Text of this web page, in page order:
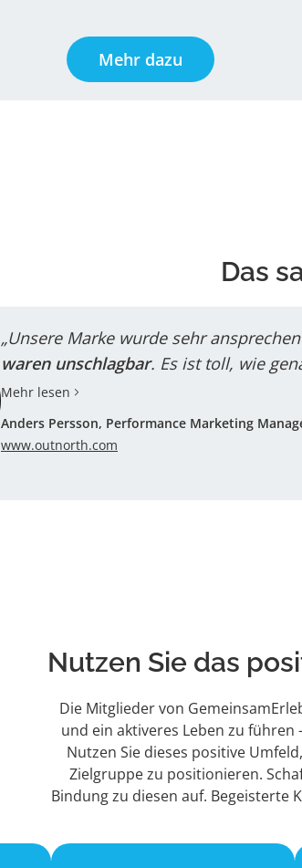
Mehr dazu
Das
„Unsere Marke wurde sehr
waren unschlagbar. Es ist toll, wie
Mehr lesen
Anders Persson, Performance Marketing
www.outnorth.com
Nutzen Sie das
Die Mitglieder von
und ein aktiveres Leben zu
Nutzen Sie dieses positive
Zielgruppe zu positionieren.
Bindung zu diesen auf. Begeisterte